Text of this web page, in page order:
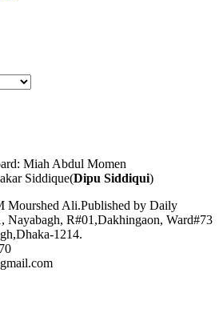
Miah Abdul Momen
Siddique(Dipu Siddiqui)
Mourshed Ali.Published by Daily
Nayabagh, R#01,Dakhingaon, Ward#73
1214.